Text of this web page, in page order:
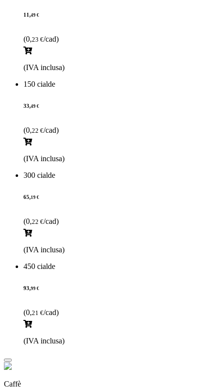
11,49 €
(0,23 €/cad)
(IVA inclusa)
150 cialde
33,49 €
(0,22 €/cad)
(IVA inclusa)
300 cialde
65,19 €
(0,22 €/cad)
(IVA inclusa)
450 cialde
93,99 €
(0,21 €/cad)
(IVA inclusa)
Caffè